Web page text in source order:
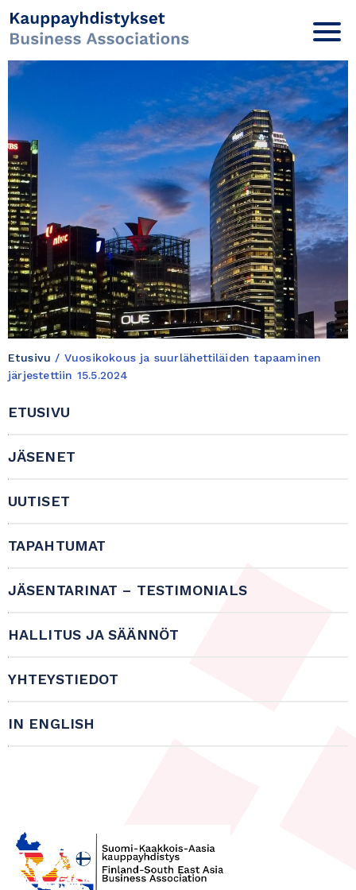
Etusivu / Vuosikokous ja suurlähettiläiden tapaaminen
järjestettiin 15.5.2024
ETUSIVU
JÄSENET
UUTISET
TAPAHTUMAT
JÄSENTARINAT – TESTIMONIALS
HALLITUS JA SÄÄNNÖT
YHTEYSTIEDOT
IN ENGLISH